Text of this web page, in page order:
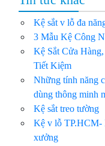
Kệ sắt v lỗ đa
3 Mẫu Kệ Công
Kệ Sắt Cửa
Tiết Kiệm
Những tính năng
dùng thông minh
Kệ sắt treo tường
Kệ v lỗ TP.HCM-
xưởng